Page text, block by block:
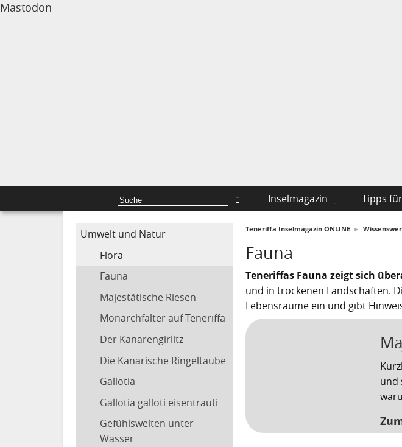
Mastodon
Inselmagazin Tipps
Umwelt und Natur
Flora
Fauna
Majestätische Riesen
Monarchfalter auf Teneriffa
Der Kanarengirlitz
Die Kanarische Ringeltaube
Gallotia
Gallotia galloti eisentrauti
Gefühlswelten unter
Wasser
Teneriffa Inselmagazin ONLINE ►
Fauna
Teneriffas Fauna zeigt sich
und in trockenen Landschaften.
Lebensräume ein und gibt
und